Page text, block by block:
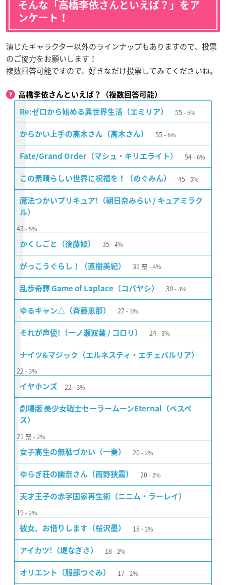
そんな「高橋李依さんといえば？」をア
ンケート！
演じたキャラクター以外のラインナップもありますので、投票
のご協力をお願いします！
複数回答可能ですので、好きなだけ投票してみてくださいね。
高橋李依さんといえば？（複数回答可能）
Re:ゼロから始める異世界生活（エミリア） 55 6%
からかい上手の高木さん（高木さん） 55 6%
Fate/Grand Order（マシュ・キリエライト） 54 6%
この素晴らしい世界に祝福を！（めぐみん） 45 5%
魔法つかいプリキュア!（朝日奈みらい / キュアミラク
ル）
43 5%
かくしごと（後藤姫） 35 4%
がっこうぐらし！（直樹美紀） 31 票 4%
乱歩奇譚 Game of Laplace（コバヤシ） 30 3%
ゆるキャン△（斉藤恵那） 27 3%
それが声優!（一ノ瀬双葉 / コロリ） 24 3%
ナイツ&マジック（エルネスティ・エチェバルリア）
22 3%
イヤホンズ 22 3%
劇場版 美少女戦士セーラームーンEternal（ベスベ
ス）
21 票 2%
女子高生の無駄づかい（一奏） 20 2%
ゆらぎ荘の幽奈さん（雨野狭霧） 20 2%
天才王子の赤字国家再生術（ニニム・ラーレイ）
19 2%
彼女、お借りします（桜沢墨） 18 2%
アイカツ!（堤なぎさ） 18 2%
オリエント（服部つぐみ） 17 2%